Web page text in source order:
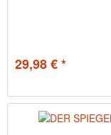
29,98 € *